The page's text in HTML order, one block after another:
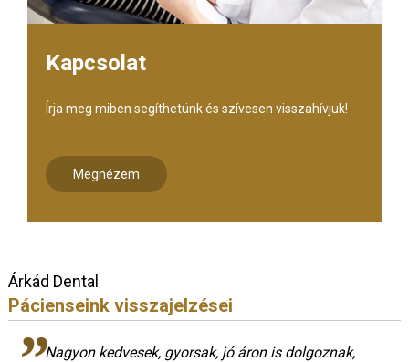
Kapcsolat
Írja meg miben segíthetünk és szívesen visszahívjuk!
Megnézem
Árkád Dental
Pácienseink visszajelzései
Nagyon kedvesek, gyorsak, jó áron is dolgoznak,